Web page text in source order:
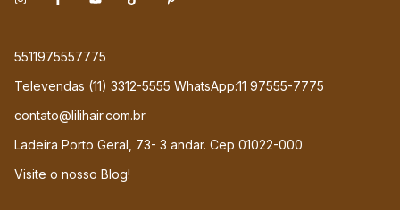
5511975557775
Televendas (11) 3312-5555 WhatsApp:11 97555-7775
contato@lilihair.com.br
Ladeira Porto Geral, 73- 3 andar. Cep 01022-000
Visite o nosso Blog!